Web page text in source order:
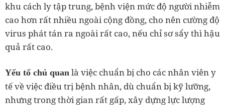
khu cách ly tập trung, bệnh viện mức độ người nhiễm
cao hơn rất nhiều ngoài cộng đồng, cho nên cường độ
virus phát tán ra ngoài rất cao, nếu chỉ sơ sẩy thì hậu
quả rất cao.
Yếu tố chủ quan là việc chuẩn bị cho các nhân viên y
tế về việc điều trị bệnh nhân, dù chuẩn bị kỹ lưỡng,
nhưng trong thời gian rất gấp, xây dựng lực lượng